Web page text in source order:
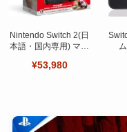
Nintendo Switch 2(日
本語・国内専用) マリ
ット
¥53,980
ッ